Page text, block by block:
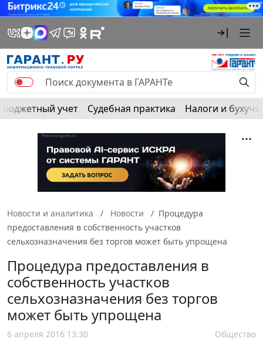
Бюджетный учет Судебная практика Налоги и
Новости и аналитика Новости
Процедура
предоставления в собственность участков
сельхозназначения без торгов может быть упрощена
Процедура предоставления в
собственность участков
сельхозназначения без торгов
может быть упрощена
6 апреля 2016 13:30 Общество